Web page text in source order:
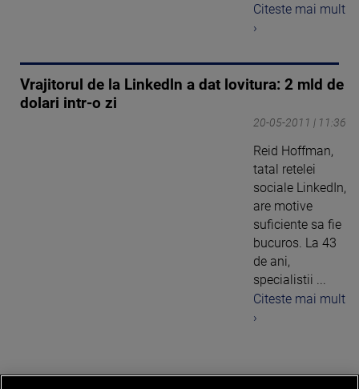
Citeste mai mult
›
Vrajitorul de la Linkedln a dat lovitura: 2 mld de
dolari intr-o zi
20-05-2011 | 11:36
Reid Hoffman,
tatal retelei
sociale LinkedIn,
are motive
suficiente sa fie
bucuros. La 43
de ani,
specialistii ...
Citeste mai mult
›